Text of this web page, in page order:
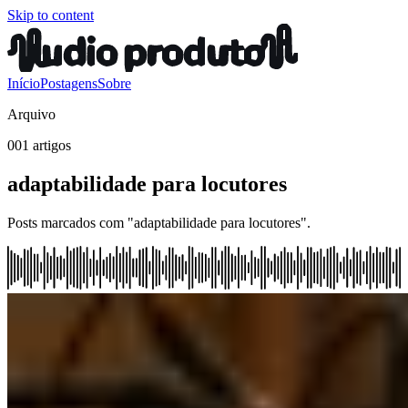
Skip to content
InícioPostagensSobre
Arquivo
001 artigos
adaptabilidade para locutores
Posts marcados com "adaptabilidade para locutores".